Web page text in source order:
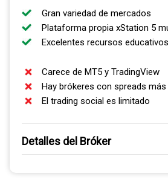
Gran variedad de mercados
Plataforma propia xStation 5
Excelentes recursos educativos
Carece de MT5 y TradingView
Hay brókeres con spreads más
El trading social es limitado
Detalles del Bróker